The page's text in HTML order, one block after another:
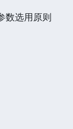
数选用原则